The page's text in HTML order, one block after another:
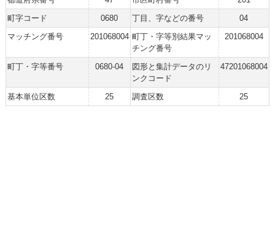
町字コード
0680 丁目、字などの番号
04
マッチング番号
201068004 町丁・字等別結果マッ
チング番号
201068004
町丁・字等番号 0680-04
図形と集計データのリ
ンクコード
47201068004
基本単位区数 25 調査区数 25